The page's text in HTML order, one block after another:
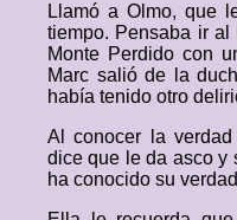
Llamó a Olmo, que
tiempo. Pensaba ir al
Monte Perdido con
Marc salió de la
había tenido otro
Al conocer la
dice que le da asco y
ha conocido su